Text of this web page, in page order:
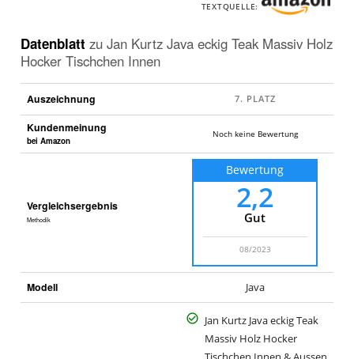
TEXTQUELLE:
Datenblatt zu Jan Kurtz Java eckig Teak Massiv Holz
Hocker Tischchen Innen
Auszeichnung
Kundenmeinung
bei Amazon
Noch keine Bewertung
Vergleichsergebnis
Methodik
Bewertung
2,2
Gut
08/2023
Modell Java
Jan Kurtz Java eckig Teak
Massiv Holz Hocker